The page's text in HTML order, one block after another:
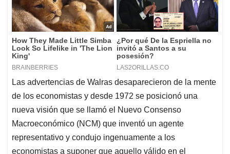
Las advertencias de Walras desaparecieron de la mente
de los economistas y desde 1972 se posicionó una
nueva visión que se llamó el Nuevo Consenso
Macroeconómico (NCM) que inventó un agente
representativo y condujo ingenuamente a los
economistas a suponer que aquello válido en el